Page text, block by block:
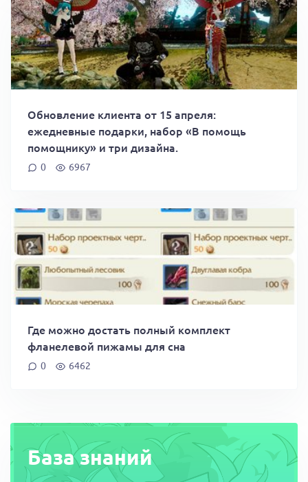
Обновление клиента от 15 апреля:
ежедневные подарки, набор «В помощь
помощнику» и три дизайна.
0 6967
Где можно достать полный комплект
фланелевой пижамы для сна
0 6462
База знаний